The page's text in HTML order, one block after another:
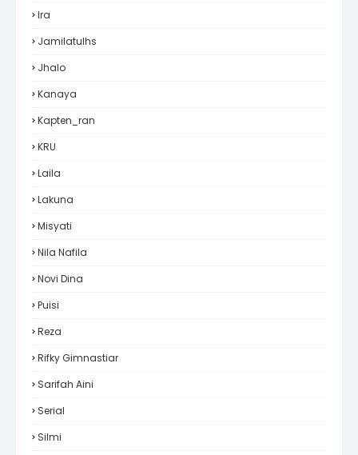
Ira
Jamilatulhs
Jhalo
Kanaya
Kapten_ran
KRU
Laila
Lakuna
Misyati
Nila Nafila
Novi Dina
Puisi
Reza
Rifky Gimnastiar
Sarifah Aini
Serial
Silmi